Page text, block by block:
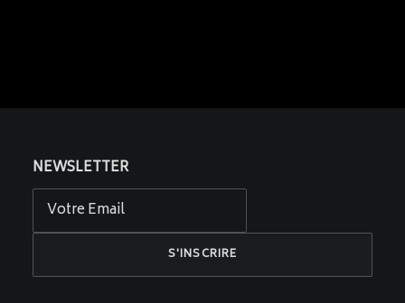
NEWSLETTER